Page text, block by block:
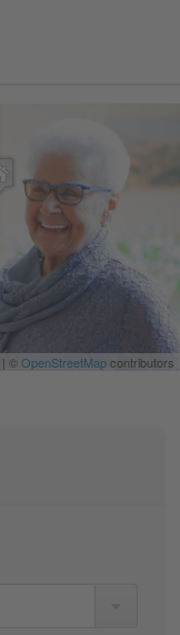
| ©OpenStreetMapcontributors